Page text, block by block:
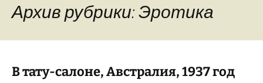
Архив рубрики: Эротика
В тату-салоне, Австралия, 1937 год